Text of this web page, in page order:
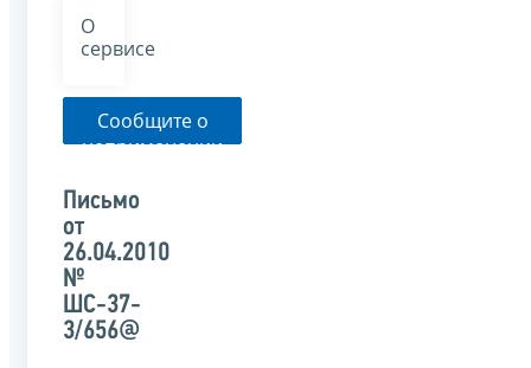
О
сервисе
Сообщите о
неприменении
органом
письма
Письмо
от
26.04.2010
№
ШС-37-
3/656@